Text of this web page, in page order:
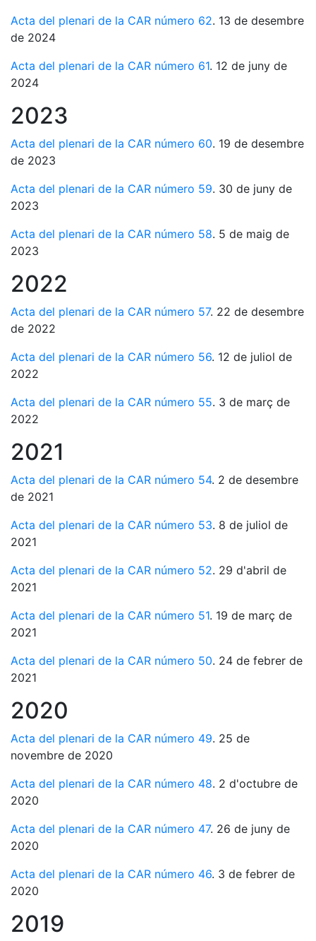
Acta del plenari de la CAR número 62. 13 de desembre
de 2024
Acta del plenari de la CAR número 61. 12 de juny de
2024
2023
Acta del plenari de la CAR número 60. 19 de desembre
de 2023
Acta del plenari de la CAR número 59. 30 de juny de
2023
Acta del plenari de la CAR número 58. 5 de maig de
2023
2022
Acta del plenari de la CAR número 57. 22 de desembre
de 2022
Acta del plenari de la CAR número 56. 12 de juliol de
2022
Acta del plenari de la CAR número 55. 3 de març de
2022
2021
Acta del plenari de la CAR número 54. 2 de desembre
de 2021
Acta del plenari de la CAR número 53. 8 de juliol de
2021
Acta del plenari de la CAR número 52. 29 d'abril de
2021
Acta del plenari de la CAR número 51. 19 de març de
2021
Acta del plenari de la CAR número 50. 24 de febrer de
2021
2020
Acta del plenari de la CAR número 49. 25 de
novembre de 2020
Acta del plenari de la CAR número 48. 2 d'octubre de
2020
Acta del plenari de la CAR número 47. 26 de juny de
2020
Acta del plenari de la CAR número 46. 3 de febrer de
2020
2019